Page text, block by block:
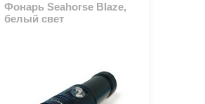
Фонарь Seahorse Blaze,
белый свет